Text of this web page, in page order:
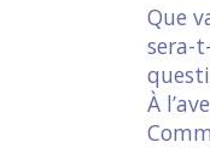
Que
sera-
À